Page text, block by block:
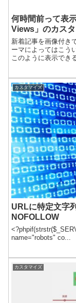
何時間前って表
Views」のカス
新着記事を画像付き
ーマによってはこう
このように表示でき
カスタマイズ
URLに特定文字
NOFOLLOW
name="robots" co...
カスタマイズ